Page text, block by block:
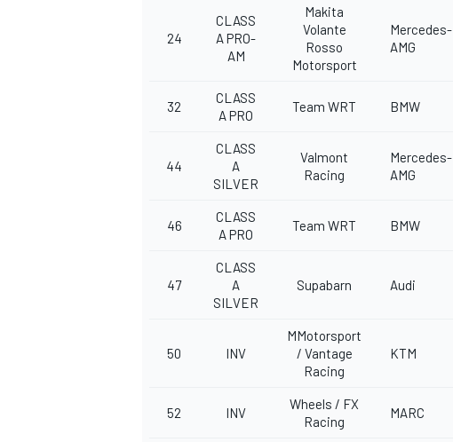
24
CLASS
A PRO-
AM
Makita
Volante
Rosso
Motorsport
Mercedes-
AMG
32
CLASS
A PRO
Team WRT BMW
44
CLASS
A
SILVER
Valmont
Racing
Mercedes-
AMG
46
CLASS
A PRO
Team WRT BMW
47
CLASS
A
SILVER
Supabarn Audi
50 INV
MMotorsport
/ Vantage
Racing
KTM
52 INV
Wheels / FX
Racing
MARC